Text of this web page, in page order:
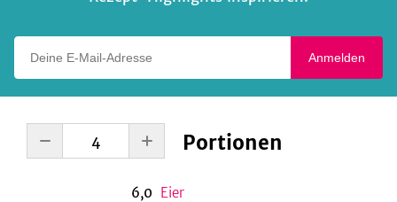
Anmelden
Portionen
6,0 Eier